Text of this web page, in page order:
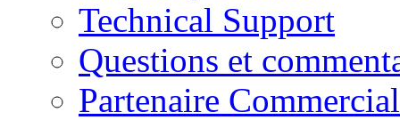
Technical Support
Questions et
Partenaire Commercial